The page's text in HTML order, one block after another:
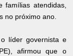
atendidas,
no próximo ano.
líder governista e
afirmou que o